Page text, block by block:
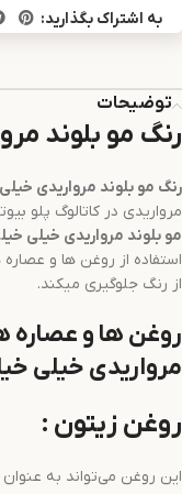
به اشتراک بگذارید:
توضیحات
رنگ مو بلوند
رنگ مو بلوند مرواریدی
مرواریدی در کاتالوگ پلو بیوتی است و با
مو بلوند مرواریدی خیلی
استفاده از روغن ها و
از رنگ جلوگیری میکند.
روغن ها و عصاره
مرواریدی خیلی
روغن زیتون :
این روغن می‌تواند به